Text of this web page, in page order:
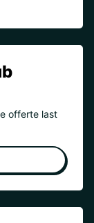
offerte last